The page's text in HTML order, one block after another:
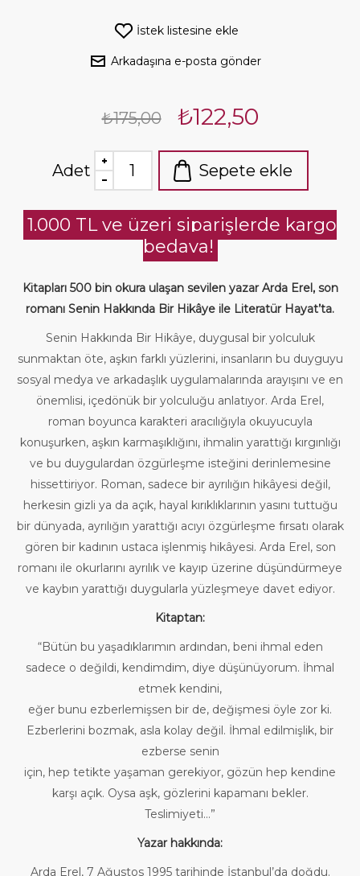
İstek listesine ekle
Arkadaşına e-posta gönder
₺175,00 ₺122,50
Adet Sepete ekle
1.000 TL ve üzeri siparişlerde kargo
bedava!
Kitapları 500 bin okura ulaşan sevilen yazar Arda Erel, son
romanı Senin Hakkında Bir Hikâye ile Literatür Hayat’ta.
Senin Hakkında Bir Hikâye, duygusal bir yolculuk
sunmaktan öte, aşkın farklı yüzlerini, insanların bu duyguyu
sosyal medya ve arkadaşlık uygulamalarında arayışını ve en
önemlisi, içedönük bir yolculuğu anlatıyor. Arda Erel,
roman boyunca karakteri aracılığıyla okuyucuyla
konuşurken, aşkın karmaşıklığını, ihmalin yarattığı kırgınlığı
ve bu duygulardan özgürleşme isteğini derinlemesine
hissettiriyor. Roman, sadece bir ayrılığın hikâyesi değil,
herkesin gizli ya da açık, hayal kırıklıklarının yasını tuttuğu
bir dünyada, ayrılığın yarattığı acıyı özgürleşme fırsatı olarak
gören bir kadının ustaca işlenmiş hikâyesi. Arda Erel, son
romanı ile okurlarını ayrılık ve kayıp üzerine düşündürmeye
ve kaybın yarattığı duygularla yüzleşmeye davet ediyor.
Kitaptan:
“Bütün bu yaşadıklarımın ardından, beni ihmal eden
sadece o değildi, kendimdim, diye düşünüyorum. İhmal
etmek kendini,
eğer bunu ezberlemişsen bir de, değişmesi öyle zor ki.
Ezberlerini bozmak, asla kolay değil. İhmal edilmişlik, bir
ezberse senin
için, hep tetikte yaşaman gerekiyor, gözün hep kendine
karşı açık. Oysa aşk, gözlerini kapamanı bekler.
Teslimiyeti…”
Yazar hakkında:
Arda Erel, 7 Ağustos 1995 tarihinde İstanbul’da doğdu.